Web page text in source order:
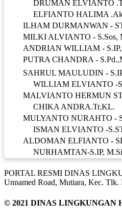
DRUMAN ELVIANTO
ELFIANTO HALIMA
ILHAM DURMANWAN -
MILKI ALVIANTO - S.Sos,
ANDRIAN WILLIAM -
PUTRA CHANDRA -
SAHRUL MAULUDIN -
WILLIAM ELVIANTO -
MALVIANTO HERMUN
CHIKA ANDRA.Tr.KL.
MULYANTO NURAHTO -
ISMAN ELVIANTO -
ALDOMAN ELFIANTO -
NURHAMTAN-S.IP, M.Si
PORTAL RESMI DINAS
Unnamed Road, Mutiara, Kec. Tlk.
© 2021 DINAS LINGKUNGAN